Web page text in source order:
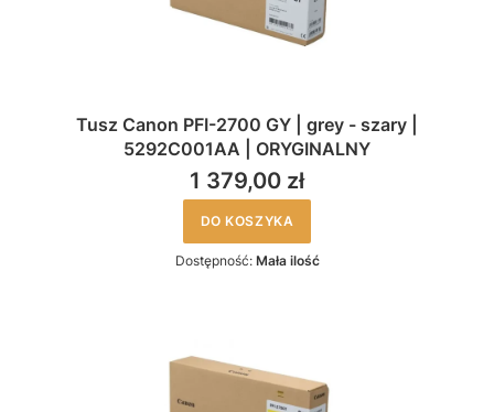
Tusz Canon PFI-2700 GY | grey - szary |
5292C001AA | ORYGINALNY
1 379,00 zł
DO KOSZYKA
Dostępność: Mała ilość